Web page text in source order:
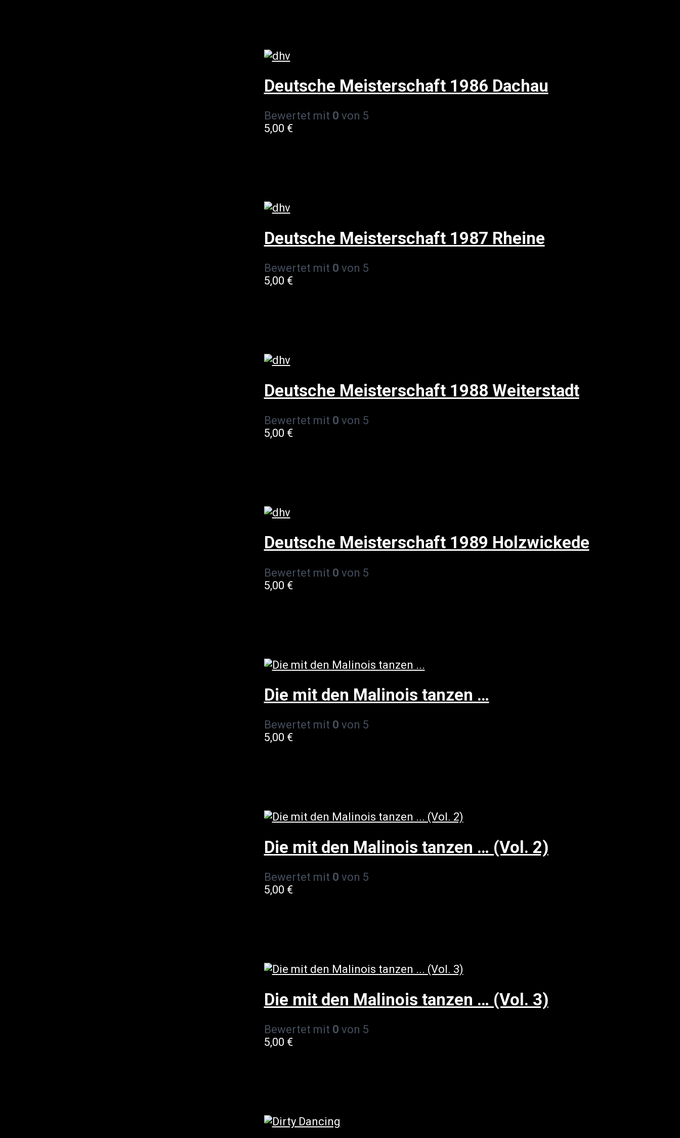
Deutsche Meisterschaft 1986 Dachau
Bewertet mit 0 von 5
5,00 €
Deutsche Meisterschaft 1987 Rheine
Bewertet mit 0 von 5
5,00 €
Deutsche Meisterschaft 1988 Weiterstadt
Bewertet mit 0 von 5
5,00 €
Deutsche Meisterschaft 1989 Holzwickede
Bewertet mit 0 von 5
5,00 €
Die mit den Malinois tanzen …
Bewertet mit 0 von 5
5,00 €
Die mit den Malinois tanzen … (Vol. 2)
Bewertet mit 0 von 5
5,00 €
Die mit den Malinois tanzen … (Vol. 3)
Bewertet mit 0 von 5
5,00 €